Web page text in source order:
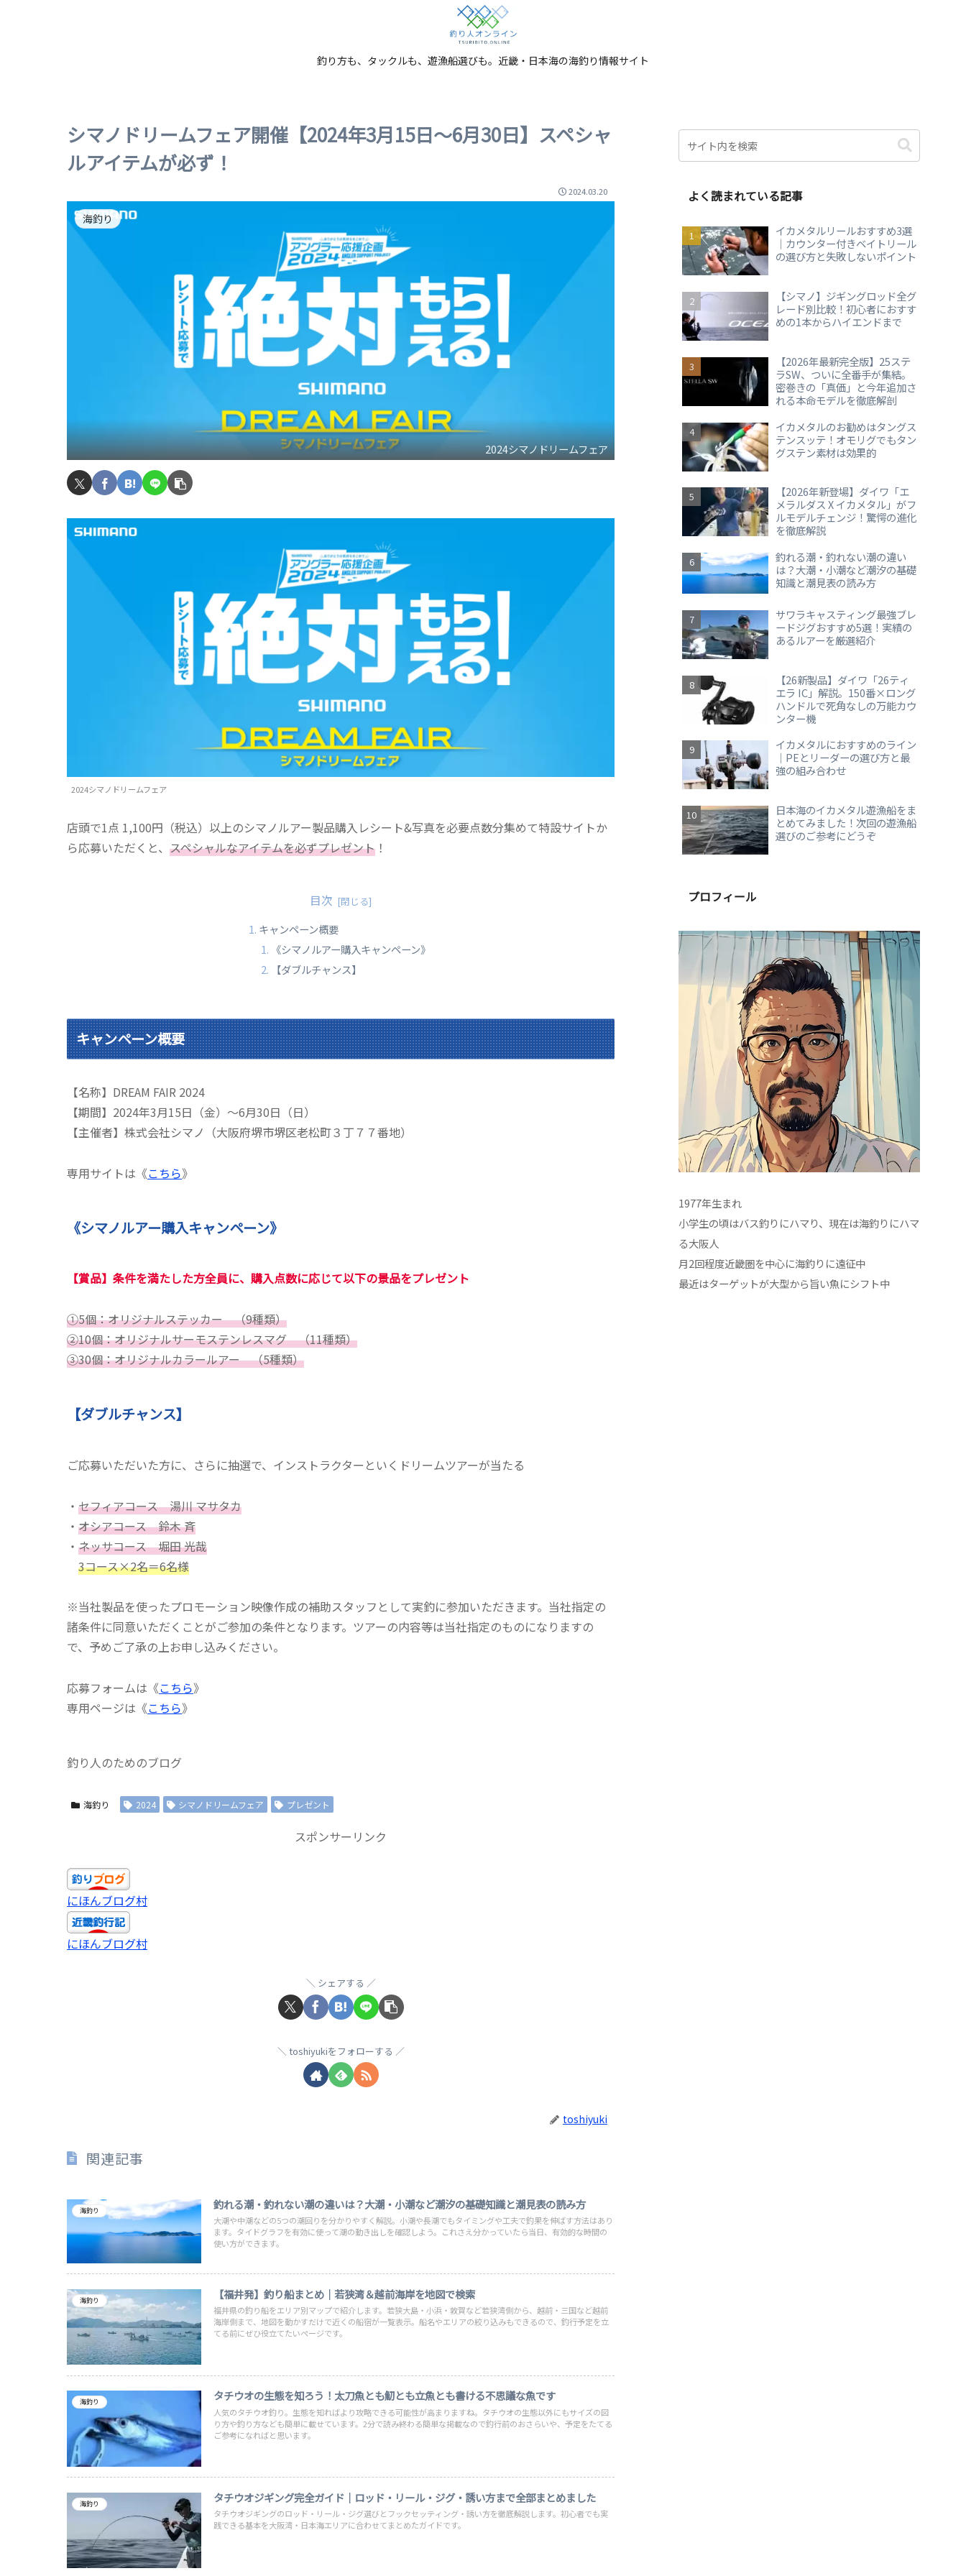
釣り方も、タックルも、遊漁船選びも。近畿・日本海の海釣り情報サイト
シマノドリームフェア開催【2024年3月15日～6月30日】スペシャ
ルアイテムが必ず！
2024.03.20
海釣り
2024シマノドリームフェア
2024シマノドリームフェア
店頭で1点 1,100円（税込）以上のシマノルアー製品購入レシート&写真を必要点数分集めて特設サイトか
ら応募いただくと、 スペシャルなアイテムを必ずプレゼント ！
目次
キャンペーン概要​
《シマノルアー購入キャンペーン》
【ダブルチャンス】
キャンペーン概要​
【名称】DREAM FAIR 2024
【期間】2024年3月15日（金）～6月30日（日）
【主催者】株式会社シマノ（大阪府堺市堺区老松町３丁７７番地）
専用サイトは《こちら》
《シマノルアー購入キャンペーン》
【賞品】 条件を満たした方全員に、購入点数に応じて以下の景品をプレゼント
①5個：オリジナルステッカー （9種類）
②10個：オリジナルサーモステンレスマグ （11種類）
③30個：オリジナルカラールアー （5種類）
【ダブルチャンス】
ご応募いただいた方に、さらに抽選で、インストラクターといくドリームツアーが当たる​
・ セフィアコース 湯川 マサタカ
・ オシアコース 鈴木 斉​
・ ネッサコース 堀田 光哉​
3コース×2名＝6名様
※当社製品を使ったプロモーション映像作成の補助スタッフとして実釣に参加いただきます。当社指定の
諸条件に同意いただくことがご参加の条件となります。ツアーの内容等は当社指定のものになりますの
で、予めご了承の上お申し込みください。
応募フォームは《こちら》
専用ページは《こちら》
釣り人のためのブログ
海釣り 2024 シマノドリームフェア プレゼント
スポンサーリンク
にほんブログ村
にほんブログ村
シェアする
toshiyukiをフォローする
toshiyuki
関連記事
海釣り 釣れる潮・釣れない潮の違いは？大潮・小潮など潮汐の基礎知識と潮見表の読み方
大潮や中潮などの5つの潮回りを分かりやすく解説。小潮や長潮でもタイミングや工夫で釣果を伸ばす方法はあり
ます。タイドグラフを有効に使って潮の動き出しを確認しよう。これさえ分かっていたら当日、有効的な時間の
使い方ができます。
海釣り 【福井発】釣り船まとめ｜若狭湾＆越前海岸を地図で検索
福井県の釣り船をエリア別マップで紹介します。若狭大島・小浜・敦賀など若狭湾側から、越前・三国など越前
海岸側まで、地図を動かすだけで近くの船宿が一覧表示。船名やエリアの絞り込みもできるので、釣行予定を立
てる前にぜひ役立てたいページです。
海釣り タチウオの生態を知ろう！太刀魚とも魛とも立魚とも書ける不思議な魚です
人気のタチウオ釣り。生態を知ればより攻略できる可能性が高まりますね。タチウオの生態以外にもサイズの図
り方や釣り方なども簡単に載せています。2分で読み終わる簡単な掲載なので釣行前のおさらいや、予定をたてる
ご参考になればと思います。
海釣り タチウオジギング完全ガイド｜ロッド・リール・ジグ・誘い方まで全部まとめました
タチウオジギングのロッド・リール・ジグ選びとフックセッティング・誘い方を徹底解説します。初心者でも実
践できる基本を大阪湾・日本海エリアに合わせてまとめたガイドです。
よく読まれている記事
イカメタルリールおすすめ3選
｜カウンター付きベイトリール
の選び方と失敗しないポイント
【シマノ】ジギングロッド全グ
レード別比較！初心者におすす
めの1本からハイエンドまで
【2026年最新完全版】25ステ
ラSW、ついに全番手が集結。
密巻きの「真価」と今年追加さ
れる本命モデルを徹底解剖
イカメタルのお勧めはタングス
テンスッテ！オモリグでもタン
グステン素材は効果的
【2026年新登場】ダイワ「エ
メラルダス X イカメタル」がフ
ルモデルチェンジ！驚愕の進化
を徹底解説
釣れる潮・釣れない潮の違い
は？大潮・小潮など潮汐の基礎
知識と潮見表の読み方
サワラキャスティング最強ブレ
ードジグおすすめ5選！実績の
あるルアーを厳選紹介
【26新製品】ダイワ「26ティ
エラ IC」解説。150番×ロング
ハンドルで死角なしの万能カウ
ンター機
イカメタルにおすすめのライン
｜PEとリーダーの選び方と最
強の組み合わせ
日本海のイカメタル遊漁船をま
とめてみました！次回の遊漁船
選びのご参考にどうぞ
プロフィール
1977年生まれ
小学生の頃はバス釣りにハマり、現在は海釣りにハマ
る大阪人
月2回程度近畿圏を中心に海釣りに遠征中
最近はターゲットが大型から旨い魚にシフト中